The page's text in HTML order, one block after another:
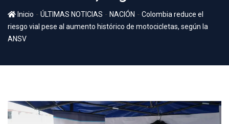
Inicio - ÚLTIMAS NOTICIAS - NACIÓN - Colombia reduce el
riesgo vial pese al aumento histórico de motocicletas, según la
ANSV